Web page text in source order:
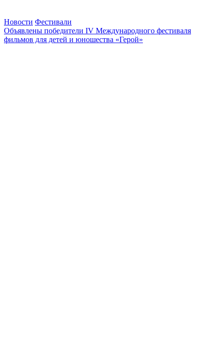
Новости Фестивали
Объявлены победители IV Международного фестиваля
фильмов для детей и юношества «Герой»